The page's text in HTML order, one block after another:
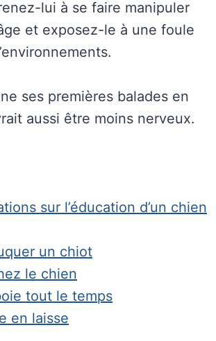
lui à se faire manipuler
et exposez-le à une foule
ses premières balades en
aussi être moins nerveux.
sur l’éducation d’un chien
un chiot
le chien
tout le temps
en laisse